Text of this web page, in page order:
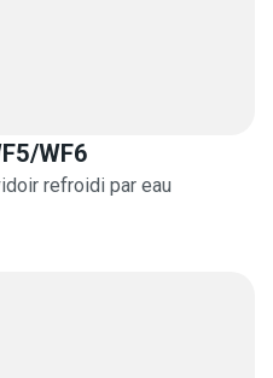
WF6
refroidi par eau